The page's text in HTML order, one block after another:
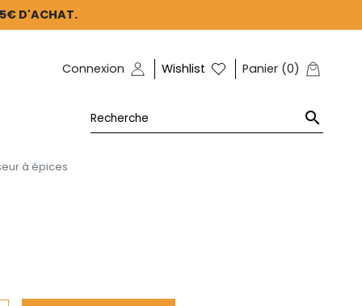
D'ACHAT.
Connexion Wishlist Panier (0)

à épices